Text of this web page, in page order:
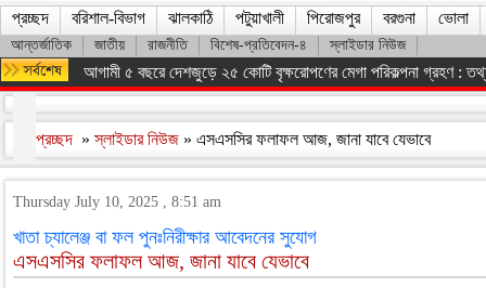
প্রচ্ছদ বরিশাল-বিভাগ ঝালকাঠি পটুয়াখালী পিরোজপুর বরগুনা ভোলা
আন্তর্জাতিক জাতীয় রাজনীতি বিশেষ-প্রতিবেদন-৪ স্লাইডার নিউজ
আগামী ৫ বছরে দেশজুড়ে ২৫ কোটি বৃক্ষরোপণের মেগা পরিকল্পনা গ্রহণ :
প্রচ্ছদ »স্লাইডার নিউজ » এসএসসির ফলাফল আজ, জানা যাবে যেভাবে
Thursday July 10, 2025 , 8:51 am
খাতা চ্যালেঞ্জ বা ফল পুনঃনিরীক্ষার আবেদনের সুযোগ
এসএসসির ফলাফল আজ, জানা যাবে যেভাবে